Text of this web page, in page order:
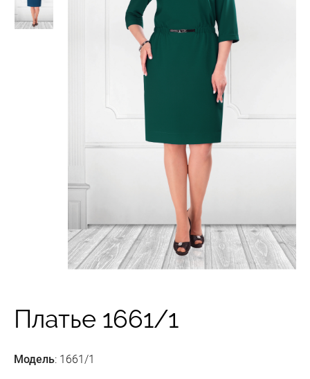
Платье 1661/1
Модель: 1661/1